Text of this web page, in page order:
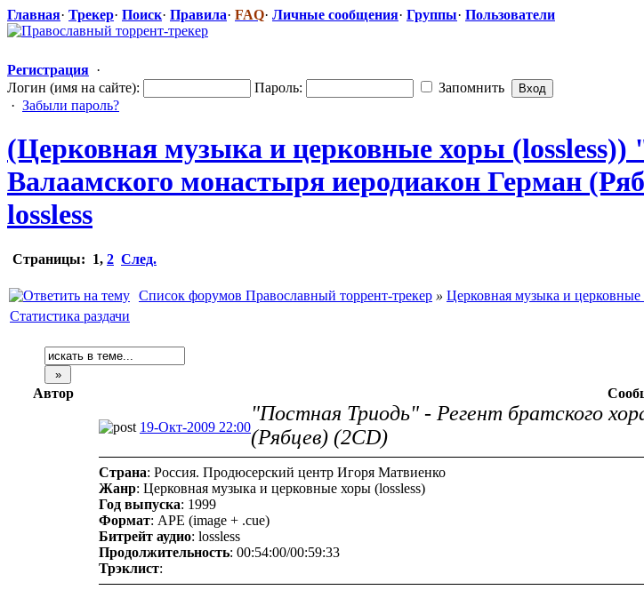
Главная· Трекер· Поиск· Правила· FAQ· Личные сообщения· Группы· Пользователи
Регистрация ·
Логин (имя на сайте):
Пароль:
Запомнить
· Забыли пароль?
(Церковная музыка и церковные хоры (lossless))
Валаамского монастыря иеродиакон Герман
lossless
Страницы: 1, 2 След.
Список форумов Православный торрент-трекер » Церковная музыка и
Статистика раздачи
Автор
19-Окт-2009 22:00
"Постная Триодь" - Регент братского
(Рябцев) (2CD)
Страна: Россия. Продюсерский центр Игоря Матвиенко
Жанр: Церковная музыка и церковные хоры (lossless)
Год выпуска: 1999
Формат: APE (image + .cue)
Битрейт аудио: lossless
Продолжительность: 00:54:00/00:59:33
Трэклист: